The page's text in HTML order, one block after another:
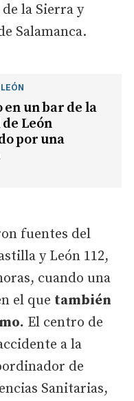
la Sierra y
Salamanca.
un bar de la
León
por una
fuentes del
y León 112,
cuando una
el que también
El centro de
a la
de
Sanitarias,